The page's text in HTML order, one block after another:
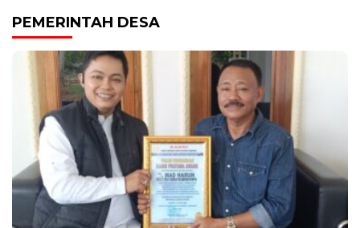
PEMERINTAH DESA